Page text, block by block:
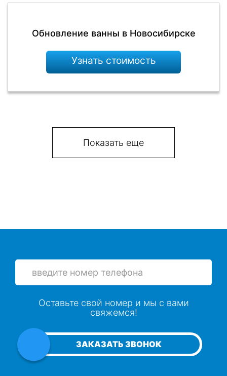
Обновление ванны в Новосибирске
Узнать стоимость
Показать еще
ЗАКАЗАТЬ ЗВОНОК
Оставьте свой номер и мы с вами
свяжемся!